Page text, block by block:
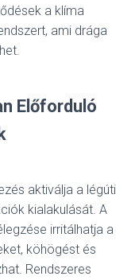
a klíma
ami drága
Előforduló
aktiválja a légúti
kialakulását. A
irritálhatja a
köhögést és
Rendszeres